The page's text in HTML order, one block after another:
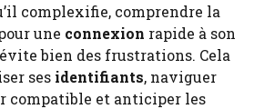
complexifie, comprendre la
une connexion rapide à son
évite bien des frustrations. Cela
ses identifiants, naviguer
compatible et anticiper les